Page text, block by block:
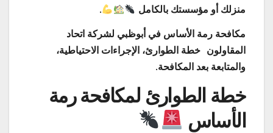
منزلك أو مؤسستك بالكامل
.
مكافحة رمة الأساس في أبوظبي لشركة اتحاد
المقاولون خطة الطوارئ، الإجراءات الاحتياطية،
والمتابعة بعد المكافحة.
خطة الطوارئ لمكافحة رمة
الأساس